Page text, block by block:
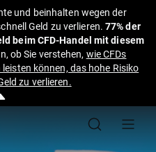
und beinhalten wegen der
Geld zu verlieren.77% der
beim CFD-Handel mit diesem
ob Sie verstehen, wie CFDs
können, das hohe Risiko
zu verlieren.